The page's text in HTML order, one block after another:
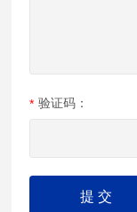
验证码：